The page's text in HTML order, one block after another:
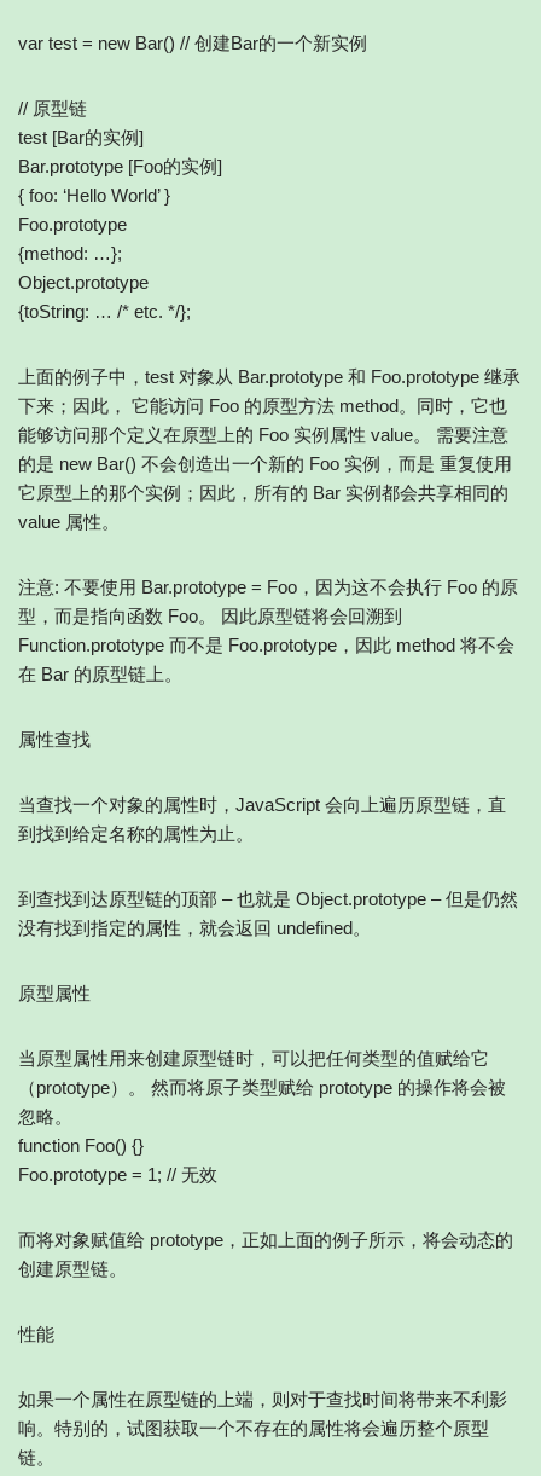
var test = new Bar() // 创建Bar的一个新实例
// 原型链
test [Bar的实例]
Bar.prototype [Foo的实例]
{ foo: ‘Hello World’ }
Foo.prototype
{method: …};
Object.prototype
{toString: … /* etc. */};
上面的例子中，test 对象从 Bar.prototype 和 Foo.prototype 继承
下来；因此， 它能访问 Foo 的原型方法 method。同时，它也
能够访问那个定义在原型上的 Foo 实例属性 value。 需要注意
的是 new Bar() 不会创造出一个新的 Foo 实例，而是 重复使用
它原型上的那个实例；因此，所有的 Bar 实例都会共享相同的
value 属性。
注意: 不要使用 Bar.prototype = Foo，因为这不会执行 Foo 的原
型，而是指向函数 Foo。 因此原型链将会回溯到
Function.prototype 而不是 Foo.prototype，因此 method 将不会
在 Bar 的原型链上。
属性查找
当查找一个对象的属性时，JavaScript 会向上遍历原型链，直
到找到给定名称的属性为止。
到查找到达原型链的顶部 – 也就是 Object.prototype – 但是仍然
没有找到指定的属性，就会返回 undefined。
原型属性
当原型属性用来创建原型链时，可以把任何类型的值赋给它
（prototype）。 然而将原子类型赋给 prototype 的操作将会被
忽略。
function Foo() {}
Foo.prototype = 1; // 无效
而将对象赋值给 prototype，正如上面的例子所示，将会动态的
创建原型链。
性能
如果一个属性在原型链的上端，则对于查找时间将带来不利影
响。特别的，试图获取一个不存在的属性将会遍历整个原型
链。